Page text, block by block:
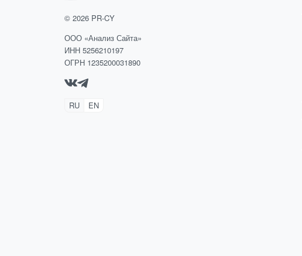
© 2026 PR-CY
ООО «Анализ Сайта»
ИНН 5256210197
ОГРН 1235200031890
RU EN